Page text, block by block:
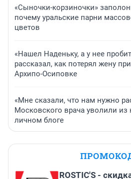
«Сыночки-корзиночки»
почему уральские парни
цветов
«Нашел Наденьку, а у нее
рассказал, как потерял жену
Архипо-Осиповке
«Мне сказали, что нам нужно
Московского врача уволили из
личном блоге
ROSTIC'S -